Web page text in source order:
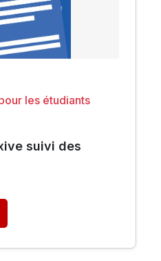
les étudiants
suivi des